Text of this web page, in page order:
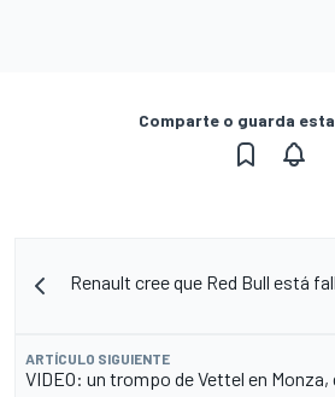
Comparte o guarda
Renault cree que Red Bull está
ARTÍCULO SIGUIENTE
VIDEO: un trompo de Vettel en Monza,